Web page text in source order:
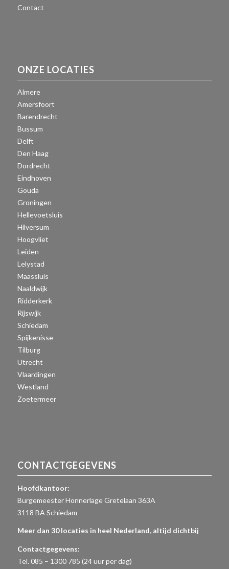
Contact
ONZE LOCATIES
Almere
Amersfoort
Barendrecht
Bussum
Delft
Den Haag
Dordrecht
Eindhoven
Gouda
Groningen
Hellevoetsluis
Hilversum
Hoogvliet
Leiden
Lelystad
Maassluis
Naaldwijk
Ridderkerk
Rijswijk
Schiedam
Spijkenisse
Tilburg
Utrecht
Vlaardingen
Westland
Zoetermeer
CONTACTGEGEVENS
Hoofdkantoor:
Burgemeester Honnerlage Gretelaan 363A
3118 BA Schiedam
Meer dan 30 locaties in heel Nederland, altijd dichtbij
Contactgegevens:
Tel. 085 – 1300 785 (24 uur per dag)